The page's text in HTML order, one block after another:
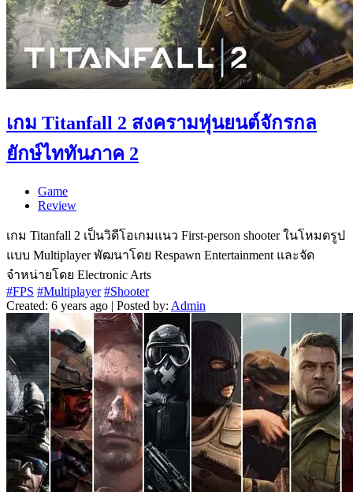
เกม Titanfall 2 สงครามหุ่นยนต์จักรกล
ยักษ์ไททันภาค 2
Game
Review
เกม Titanfall 2 เป็นวิดีโอเกมแนว First-person shooter ในโหมดรูป
แบบ Multiplayer พัฒนาโดย Respawn Entertainment และจัด
จำหน่ายโดย Electronic Arts
#FPS #Multiplayer #Shooter
Created: 6 years ago | Posted by: Admin